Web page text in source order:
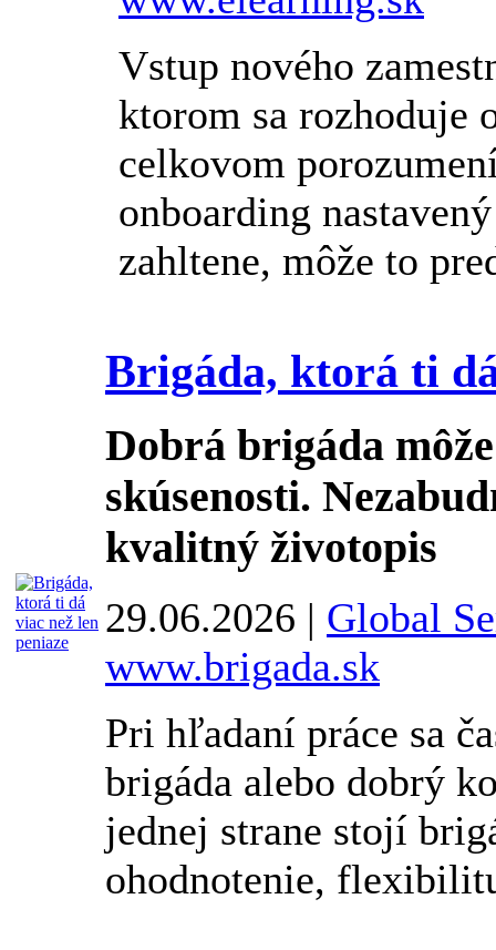
Vstup nového
ktorom sa rozhoduje
celkovom
onboarding
zahltene, môže to
Brigáda, ktorá ti
Dobrá brigáda
skúsenosti.
kvalitný životopis
29.06.2026 | Global
www.brigada.sk
Pri hľadaní práce sa
brigáda alebo dobrý
jednej strane stojí
ohodnotenie,